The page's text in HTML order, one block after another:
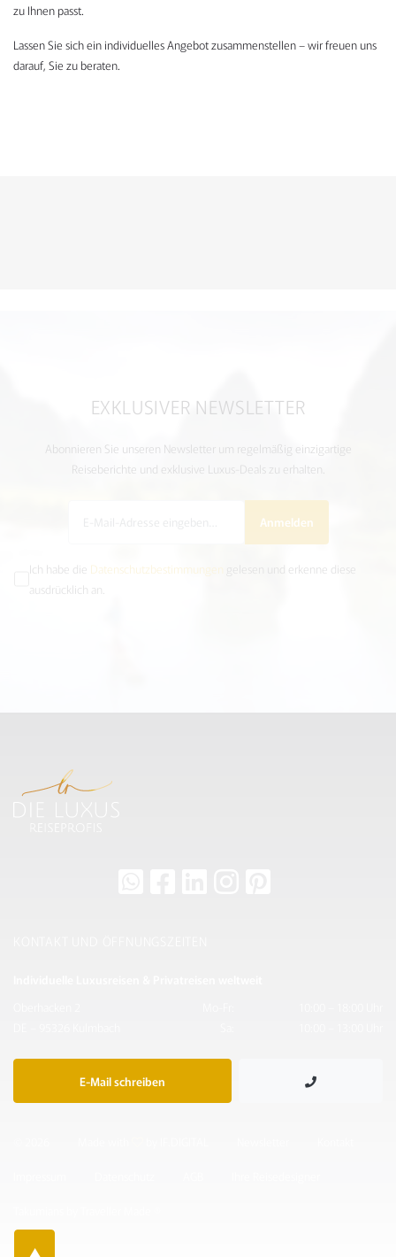
zu Ihnen passt.
Lassen Sie sich ein individuelles Angebot zusammenstellen – wir freuen uns
darauf, Sie zu beraten.
EXKLUSIVER NEWSLETTER
Abonnieren Sie unseren Newsletter um regelmäßig einzigartige
Reiseberichte und exklusive Luxus-Deals zu erhalten.
Anmelden
Ich habe die Datenschutzbestimmungen
gelesen und erkenne diese
ausdrücklich an.
E-Mail schreiben
▲